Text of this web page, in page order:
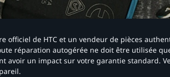
officiel de HTC et un vendeur de pièces
réparation autogérée ne doit être utilisée
avoir un impact sur votre garantie standard.